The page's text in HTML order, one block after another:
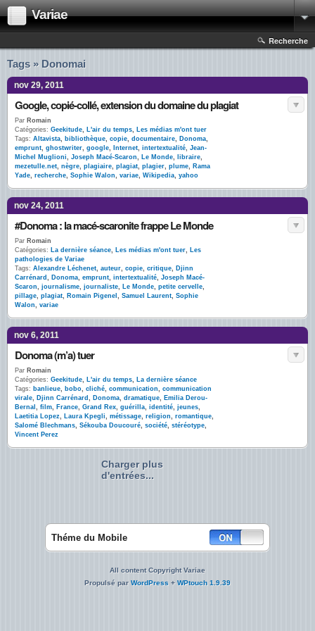
Variae
Recherche
Tags » Donomai
nov 29, 2011
Google, copié-collé, extension du domaine du plagiat
Par Romain
Catégories: Geekitude, L'air du temps, Les médias m'ont tuer
Tags: Altavista, bibliothèque, copie, documentaire, Donoma,
emprunt, ghostwriter, google, Internet, intertextualité, Jean-
Michel Muglioni, Joseph Macé-Scaron, Le Monde, libraire,
mezetulle.net, nègre, plagiaire, plagiat, plagier, plume, Rama
Yade, recherche, Sophie Walon, variae, Wikipedia, yahoo
nov 24, 2011
#Donoma : la macé-scaronite frappe Le Monde
Par Romain
Catégories: La dernière séance, Les médias m'ont tuer, Les
pathologies de Variae
Tags: Alexandre Léchenet, auteur, copie, critique, Djinn
Carrénard , Donoma, emprunt, intertextualité, Joseph Macé-
Scaron, journalisme, journaliste, Le Monde, petite cervelle,
pillage, plagiat, Romain Pigenel , Samuel Laurent, Sophie
Walon, variae
nov 6, 2011
Donoma (m’a) tuer
Par Romain
Catégories: Geekitude, L'air du temps, La dernière séance
Tags: banlieue, bobo, cliché, communication, communication
virale, Djinn Carrénard , Donoma, dramatique, Emilia Derou-
Bernal , film, France, Grand Rex, guérilla, identité, jeunes,
Laetitia Lopez, Laura Kpegli, métissage, religion, romantique,
Salomé Blechmans, Sékouba Doucouré, société, stéréotype,
Vincent Perez
Charger plus
d'entrées...
Théme du Mobile
All content Copyright Variae
Propulsé parWordPress + WPtouch 1.9.39